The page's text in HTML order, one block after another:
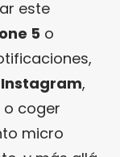
este
5 o
Instagram,
o coger
micro